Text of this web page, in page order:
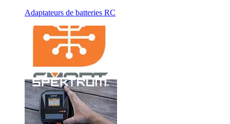
Adaptateurs de batteries RC